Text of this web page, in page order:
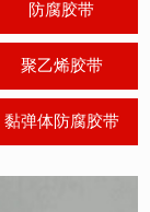
防腐胶带
聚乙烯胶带
黏弹体防腐胶带